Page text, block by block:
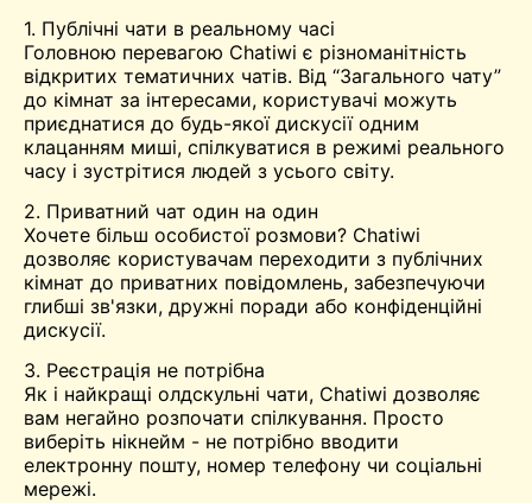
1. Публічні чати в реальному часі
Головною перевагою Chatiwi є різноманітність
відкритих тематичних чатів. Від “Загального чату”
до кімнат за інтересами, користувачі можуть
приєднатися до будь-якої дискусії одним
клацанням миші, спілкуватися в режимі реального
часу і зустрітися людей з усього світу.
2. Приватний чат один на один
Хочете більш особистої розмови? Chatiwi
дозволяє користувачам переходити з публічних
кімнат до приватних повідомлень, забезпечуючи
глибші зв'язки, дружні поради або конфіденційні
дискусії.
3. Реєстрація не потрібна
Як і найкращі олдскульні чати, Chatiwi дозволяє
вам негайно розпочати спілкування. Просто
виберіть нікнейм - не потрібно вводити
електронну пошту, номер телефону чи соціальні
мережі.